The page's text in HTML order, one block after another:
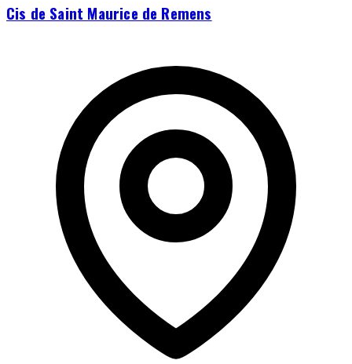
Cis de Saint Maurice de Remens